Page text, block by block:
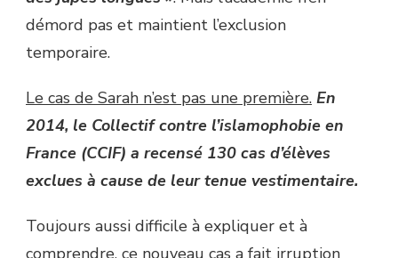
démord pas et maintient l’exclusion
temporaire.
Le cas de Sarah n’est pas une première. En
2014, le Collectif contre l’islamophobie en
France (CCIF) a recensé 130 cas d’élèves
exclues à cause de leur tenue vestimentaire.
Toujours aussi difficile à expliquer et à